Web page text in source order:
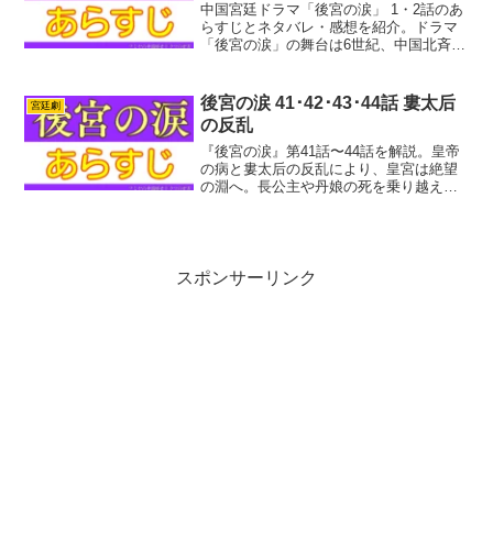
中国宮廷ドラマ「後宮の涙」 1・2話のあ
らすじとネタバレ・感想を紹介。ドラマ
「後宮の涙」の舞台は6世紀、中国北斉時
す。しかし継母の陰謀によって父を殺害
され、復讐を誓い宮...
宮廷劇
後宮の涙 41･42･43･44話 婁太后
の反乱
『後宮の涙』第41話〜44話を解説。皇帝
の病と婁太后の反乱により、皇宮は絶望
の淵へ。長公主や丹娘の死を乗り越え、
スポンサーリンク